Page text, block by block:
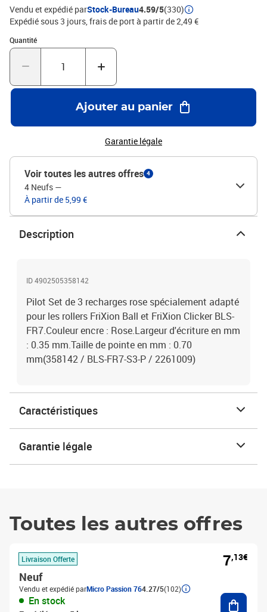
Vendu et expédié parStock-Bureau4.59/5(330)
Expédié sous 3 jours, frais de port à partir de 2,49 €
Quantité
Quantité : 1
Ajouter au panier
Garantie légale
Voir toutes les autres offres 4
4 Neufs —
À partir de 5,99 €
Description
ID 4902505358142
Pilot Set de 3 recharges rose spécialement adapté
pour les rollers FriXion Ball et FriXion Clicker BLS-
FR7.Couleur encre : Rose.Largeur d'écriture en mm
: 0.35 mm.Taille de pointe en mm : 0.70
mm(358142 / BLS-FR7-S3-P / 2261009)
Caractéristiques
Garantie légale
Toutes les autres offres
Livraison Offerte
Neuf
Vendu et expédié parMicro Passion 764.27/5(102)
En stock
7,13€